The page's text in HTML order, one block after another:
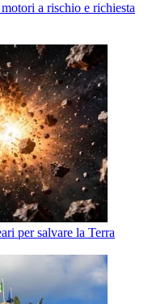
a rischio e richiesta
per salvare la Terra